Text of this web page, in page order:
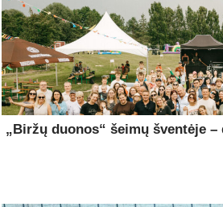
„Biržų duonos“ šeimų šventėje –